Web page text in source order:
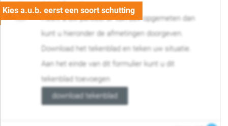
04. Afmetingen
Heeft u uw perceel of tuin zelf opgemeten dan
kunt u hieronder de afmetingen doorgeven.
Download het tekenblad en teken uw situatie.
Aan het einde van dit formulier kunt u dit
tekenblad toevoegen
download tekenblad